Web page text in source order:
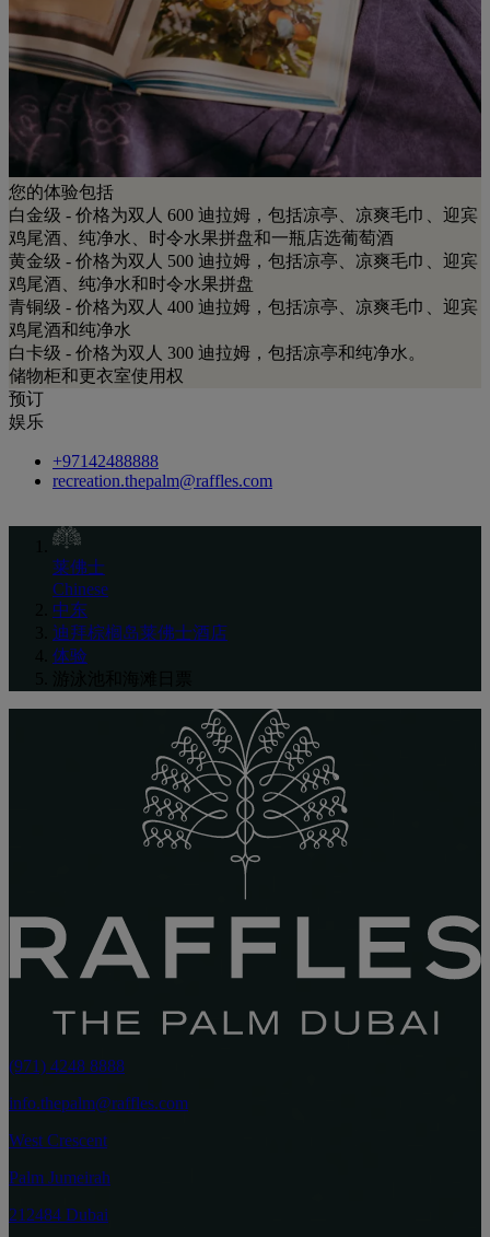
您的体验包括
白金级 - 价格为双人 600 迪拉姆，包括凉亭、凉爽毛巾、迎宾
鸡尾酒、纯净水、时令水果拼盘和一瓶店选葡萄酒
黄金级 - 价格为双人 500 迪拉姆，包括凉亭、凉爽毛巾、迎宾
鸡尾酒、纯净水和时令水果拼盘
青铜级 - 价格为双人 400 迪拉姆，包括凉亭、凉爽毛巾、迎宾
鸡尾酒和纯净水
白卡级 - 价格为双人 300 迪拉姆，包括凉亭和纯净水。
储物柜和更衣室使用权
预订
娱乐
+97142488888
recreation.thepalm@raffles.com
莱佛士
Chinese
中东
迪拜棕榈岛莱佛士酒店
体验
(971) 4248 8888
info.thepalm@raffles.com
West Crescent
Palm Jumeirah
212484 Dubai